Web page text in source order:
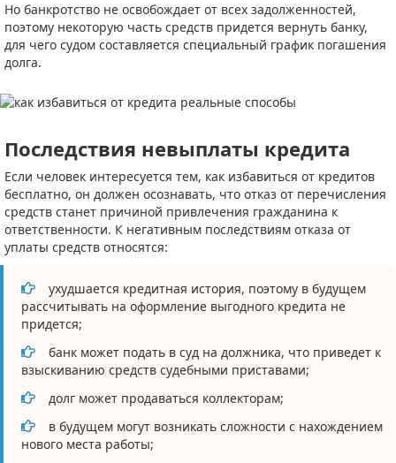
Но банкротство не освобождает от всех задолженностей,
поэтому некоторую часть средств придется вернуть банку,
для чего судом составляется специальный график погашения
долга.
Последствия невыплаты кредита
Если человек интересуется тем, как избавиться от кредитов
бесплатно, он должен осознавать, что отказ от перечисления
средств станет причиной привлечения гражданина к
ответственности. К негативным последствиям отказа от
уплаты средств относятся:
ухудшается кредитная история, поэтому в будущем
рассчитывать на оформление выгодного кредита не
придется;
банк может подать в суд на должника, что приведет к
взыскиванию средств судебными приставами;
долг может продаваться коллекторам;
в будущем могут возникать сложности с нахождением
нового места работы;